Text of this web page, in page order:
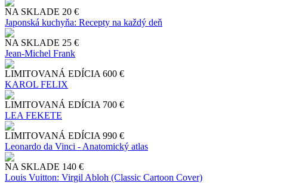
NA SKLADE 20 €
Japonská kuchyňa: Recepty na každý deň
NA SKLADE 25 €
Jean-Michel Frank
LIMITOVANÁ EDÍCIA 600 €
KAROL FELIX
LIMITOVANÁ EDÍCIA 700 €
LEA FEKETE
LIMITOVANÁ EDÍCIA 990 €
Leonardo da Vinci - Anatomický atlas
NA SKLADE 140 €
Louis Vuitton: Virgil Abloh (Classic Cartoon Cover)